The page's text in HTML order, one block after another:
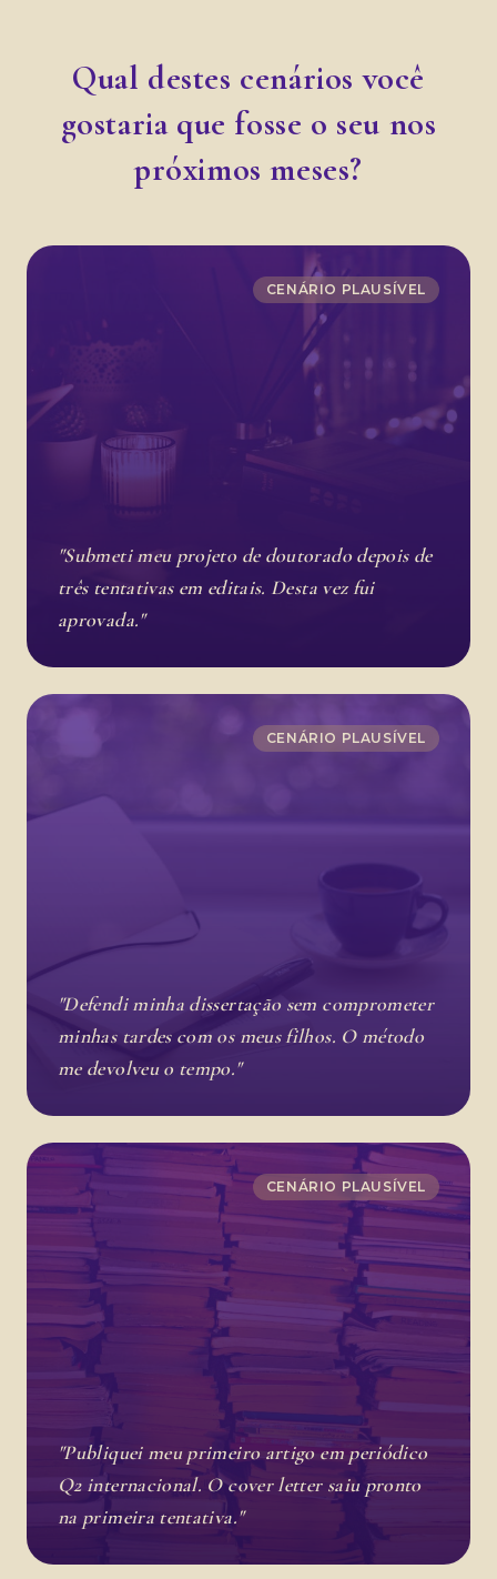
Qual destes cenários você
gostaria que fosse o seu nos
próximos meses?
CENÁRIO PLAUSÍVEL
"Submeti meu projeto de doutorado depois de
três tentativas em editais. Desta vez fui
aprovada."
CENÁRIO PLAUSÍVEL
"Defendi minha dissertação sem comprometer
minhas tardes com os meus filhos. O método
me devolveu o tempo."
CENÁRIO PLAUSÍVEL
"Publiquei meu primeiro artigo em periódico
Q2 internacional. O cover letter saiu pronto
na primeira tentativa."